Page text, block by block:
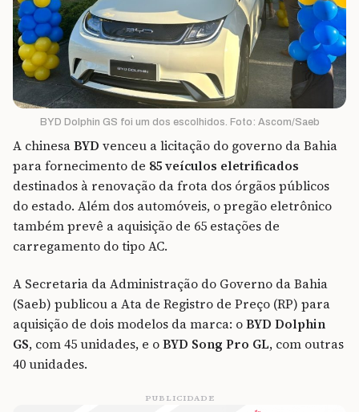
BYD Dolphin GS foi um dos escolhidos. Foto: Ascom/Saeb
A chinesaBYD venceu a licitação do governo da Bahia
para fornecimento de 85 veículos eletrificados
destinados à renovação da frota dos órgãos públicos
do estado. Além dos automóveis, o pregão eletrônico
também prevê a aquisição de 65 estações de
carregamento do tipo AC.
A Secretaria da Administração do Governo da Bahia
(Saeb) publicou a Ata de Registro de Preço (RP) para
aquisição de dois modelos da marca: oBYD Dolphin
GS, com 45 unidades, e oBYD Song Pro GL, com outras
40 unidades.
PUBLICIDADE